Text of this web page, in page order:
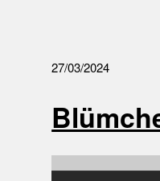
27/03/2024